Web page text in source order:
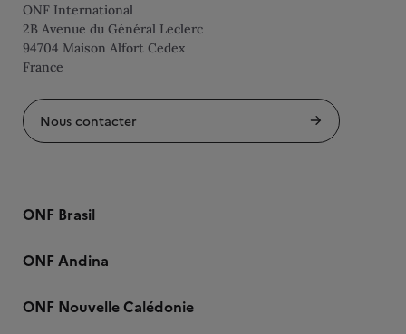
ONF International
2B Avenue du Général Leclerc
94704 Maison Alfort Cedex
France
Nous contacter
ONF Brasil
ONF Andina
ONF Nouvelle Calédonie